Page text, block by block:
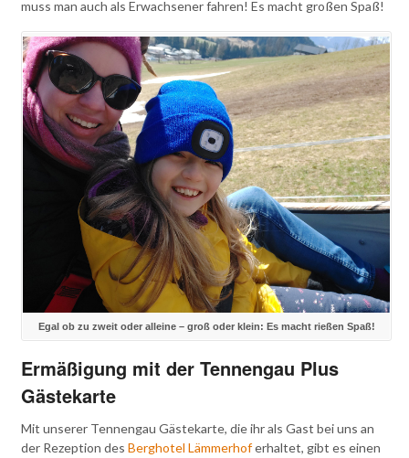
muss man auch als Erwachsener fahren! Es macht großen Spaß!
Egal ob zu zweit oder alleine – groß oder klein: Es macht rießen Spaß!
Ermäßigung mit der Tennengau Plus
Gästekarte
Mit unserer Tennengau Gästekarte, die ihr als Gast bei uns an
der Rezeption des Berghotel Lämmerhoferhaltet, gibt es einen